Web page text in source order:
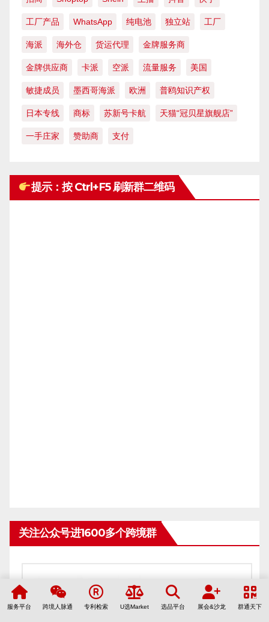
工厂产品 WhatsApp 纯电池 独立站 工厂
海派 海外仓 货运代理 金牌服务商
金牌供应商 卡派 空派 流量服务 美国
敏捷成员 墨西哥海派 欧洲 普鸥知识产权
日本专线 商标 苏新号卡航 天猫“冠贝星旗舰店”
一手庄家 赞助商 支付
提示：按 Ctrl+F5 刷新群二维码
关注公众号进1600多个跨境群
服务平台 跨境人脉通 专利检索 U选Market 选品平台 展会&沙龙 群通天下